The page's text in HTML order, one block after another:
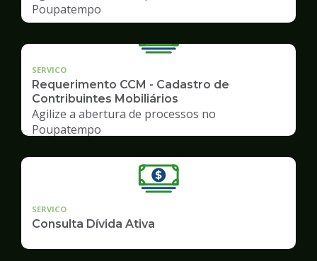
Poupatempo
SERVICO
Requerimento CCM - Cadastro de
Contribuintes Mobiliários
Agilize a abertura de processos no
Poupatempo
SERVICO
Consulta Dívida Ativa